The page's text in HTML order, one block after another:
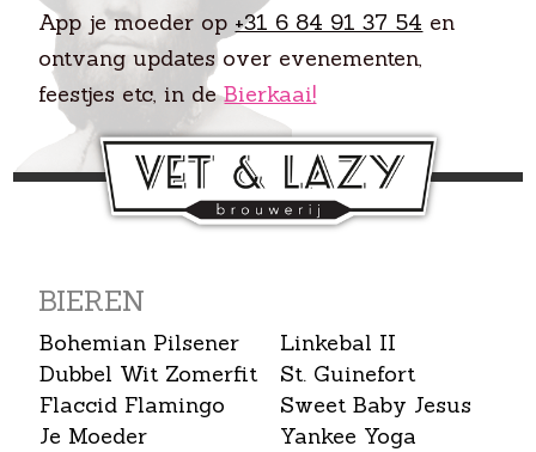
App je moeder op +31 6 84 91 37 54 en
ontvang updates over evenementen,
feestjes etc, in deBierkaai!
BIEREN
Bohemian Pilsener
Dubbel Wit Zomerfit
Flaccid Flamingo
Je Moeder
Linkebal II
St. Guinefort
Sweet Baby Jesus
Yankee Yoga